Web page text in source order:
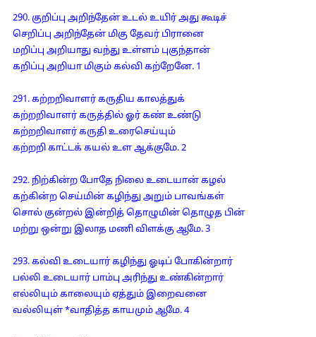
290. குறிப்பு அறிந்தேன் உடல் உயிர் அது கூடிச்
செறிப்பு அறிந்தேன் மிகு தேவர் பிரானை
மறிப்பு அறியாது வந்து உள்ளம் புகுந்தான்
கறிப்பு அறியா மிகும் கல்வி கற்றேனே. 1
291. கற்றறிவாளர் கருதிய காலத்துக்
கற்றறிவாளர் கருத்தில் ஓர் கண் உண்டு
கற்றறிவாளர் கருதி உரைசெய்யும்
கற்றறி காட்டக் கயல் உள ஆக்குமே. 2
292. நிற்கின்ற போதே நிலை உடையான் கழல்
கற்கின்ற செய்மின் கழிந்து அறும் பாவங்கள்
சொல் குன்றல் இன்றித் தொழுமின் தொழுத பின்
மற்று ஒன்று இலாத மணி விளக்கு ஆமே. 3
293. கல்வி உடையார் கழிந்து ஓடிப் போகின்றார்
பல்லி உடையார் பாம்பு அரிந்து உண்கின்றார்
எல்லியும் காலையும் ஏத்தும் இறைவனை
வல்லியுள் *வாதித்த காயமும் ஆமே. 4